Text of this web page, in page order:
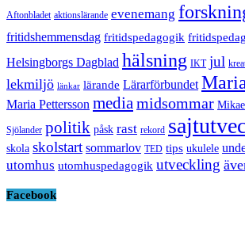
Aftonbladet aktionslärande evenemang
fritidshemmensdag fritidspedagogik
Helsingborgs Dagblad hälsning IKT jul
lekmiljö länkar lärande Lärarförbundet
Maria Pettersson media midsommar
Sjölander politik påsk rast rekord
skola skolstart sommarlov TED tips ukulele
utomhus utomhuspedagogik utveckling
Facebook